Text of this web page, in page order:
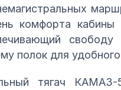
комфорта
полок для
тягач КАМАЗ-